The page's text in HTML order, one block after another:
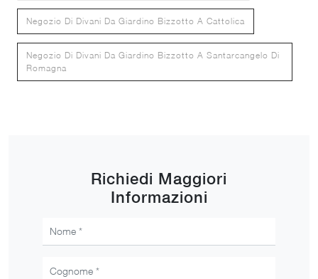
Negozio Di Divani Da Giardino Bizzotto A Cattolica
Negozio Di Divani Da Giardino Bizzotto A Santarcangelo Di
Romagna
Richiedi Maggiori
Informazioni